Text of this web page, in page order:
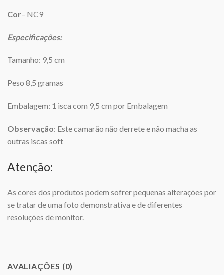
Cor– NC9
Especificações:
Tamanho: 9,5 cm
Peso 8,5 gramas
Embalagem: 1 isca com 9,5 cm por Embalagem
Observação: Este camarão não derrete e não macha as
outras iscas soft
Atenção:
As cores dos produtos podem sofrer pequenas alterações por
se tratar de uma foto demonstrativa e de diferentes
resoluções de monitor.
AVALIAÇÕES (0)